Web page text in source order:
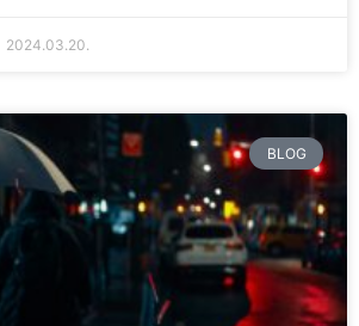
2024.03.20.
BLOG